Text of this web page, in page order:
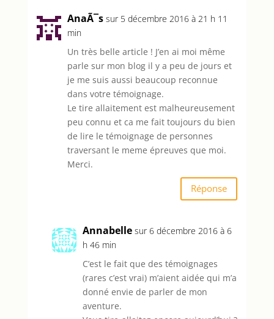
AnaÃ¯s sur 5 décembre 2016 à 21 h 11
min
Un très belle article ! J’en ai moi même
parle sur mon blog il y a peu de jours et
je me suis aussi beaucoup reconnue
dans votre témoignage.
Le tire allaitement est malheureusement
peu connu et ca me fait toujours du bien
de lire le témoignage de personnes
traversant le meme épreuves que moi.
Merci.
Réponse
Annabelle sur 6 décembre 2016 à 6
h 46 min
C’est le fait que des témoignages
(rares c’est vrai) m’aient aidée qui m’a
donné envie de parler de mon
aventure.